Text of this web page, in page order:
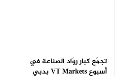
تجمّع كبار روّاد الصناعة في
أسبوع VT Markets بدبي